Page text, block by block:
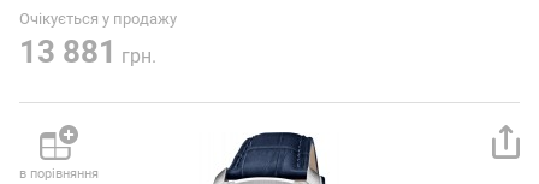
Очікується у продажу
13 881 грн.
в порівняння